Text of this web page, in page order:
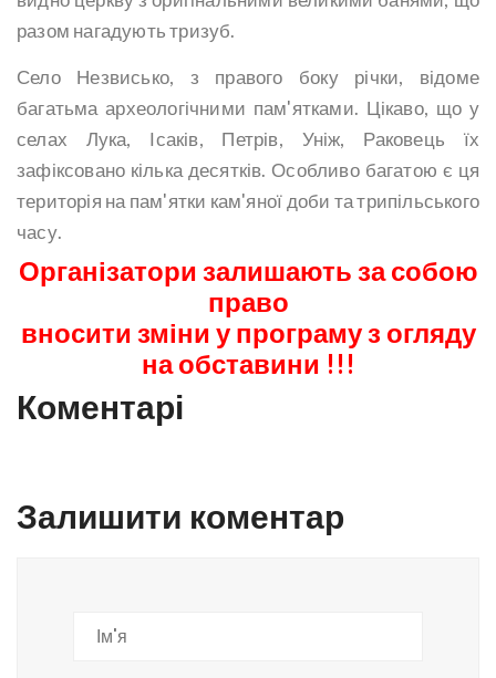
разом нагадують тризуб.
Село Незвисько, з правого боку річки, відоме
багатьма археологічними пам'ятками. Цікаво, що у
селах Лука, Ісаків, Петрів, Уніж, Раковець їх
зафіксовано кілька десятків. Особливо багатою є ця
територія на пам'ятки кам'яної доби та трипільського
часу.
Організатори залишають за собою
право
вносити зміни у програму з огляду
на обставини !!!
Коментарі
Залишити коментар